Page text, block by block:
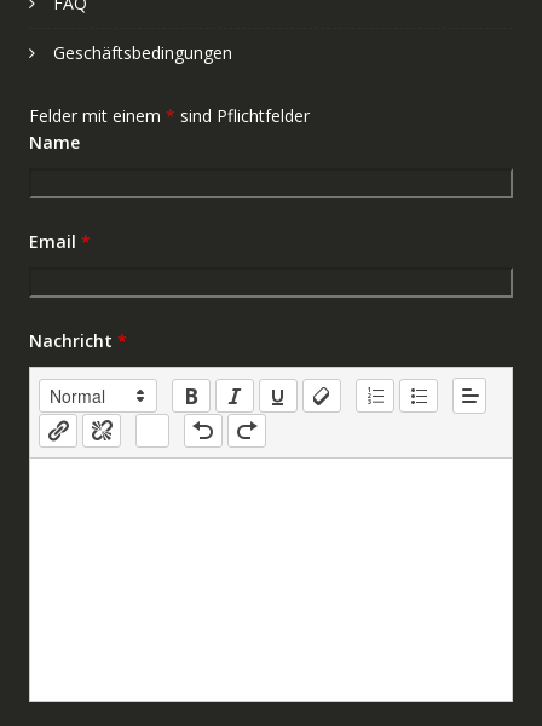
Geschäftsbedingungen
Felder mit einem * sind Pflichtfelder
Name
Email *
Nachricht *